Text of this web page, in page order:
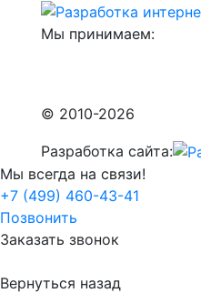
Мы принимаем:
© 2010-2026
Разработка сайта:
Мы всегда на связи!
+7 (499) 460-43-41
Позвонить
Заказать звонок
Вернуться назад